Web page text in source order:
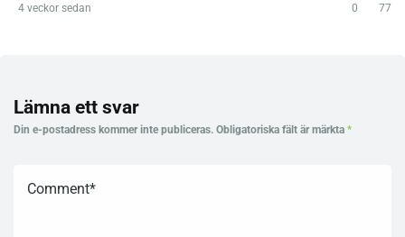
4 veckor sedan 0 77
Lämna ett svar
Din e-postadress kommer inte publiceras. Obligatoriska fält är märkta *